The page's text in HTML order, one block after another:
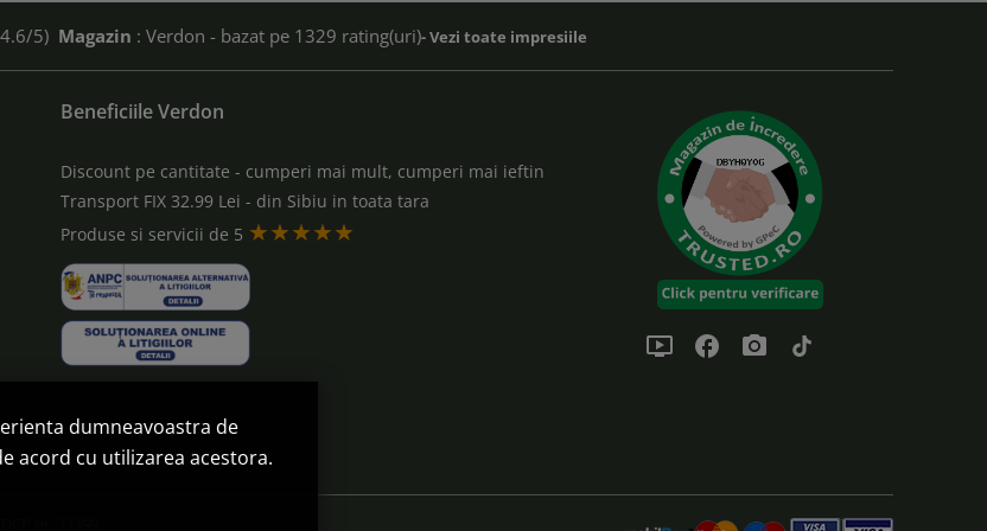
5) Magazin : Verdon - bazat pe 1329 rating(uri)- Vezi toate impresiile
Beneficiile Verdon
Discount pe cantitate - cumperi mai mult, cumperi mai ieftin
Transport FIX 32.99 Lei - din Sibiu in toata tara
Produse si servicii de 5 ★★★★★
ondemand_video facebook photo_camera tiktok
nr. 32399.
dumneavoastra de
acord cu utilizarea acestora.